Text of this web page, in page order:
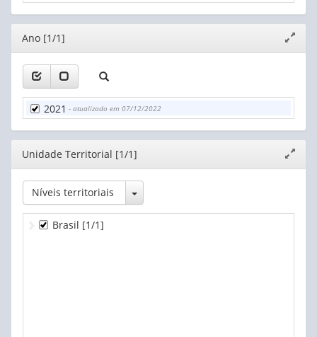
Editor
janela
Ano [1/1]
2021 - atualizado em 07/12/2022
Editor
janela
Unidade Territorial [1/1]
Níveis territoriais Toggle Dropdown
Brasil [1/1]